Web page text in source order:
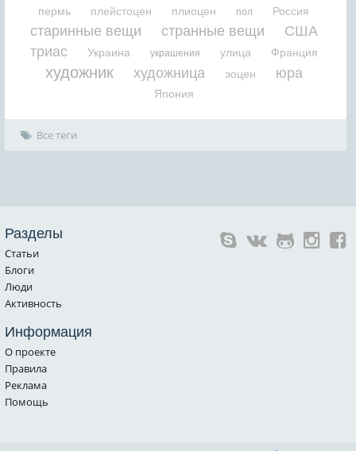
пермь плейстоцен плиоцен пол Россия
старинные вещи странные вещи
США
триас
Украина украшения улица Франция
художник художница эоцен юра
Япония
Все теги
Разделы
Статьи
Блоги
Люди
Активность
Информация
О проекте
Правила
Реклама
Помощь